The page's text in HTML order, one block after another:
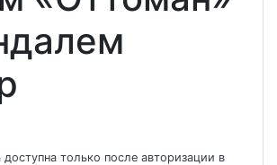
только после авторизации в